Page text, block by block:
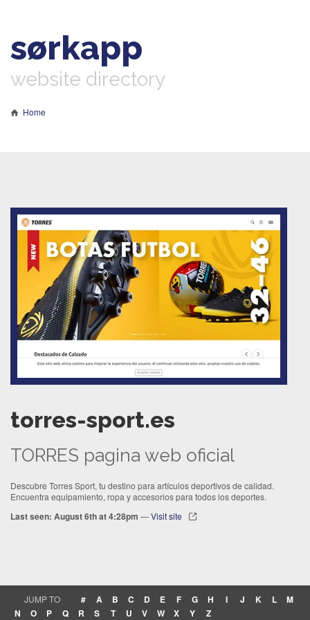
sørkapp
website directory
Home
torres-sport.es
TORRES pagina web oficial
Descubre Torres Sport, tu destino para artículos deportivos de calidad.
Encuentra equipamiento, ropa y accesorios para todos los deportes.
Last seen: August 6th at 4:28pm —Visit site
JUMP TO # A B C D E F G H I J K L
M
N
O P Q R S T U V W X Y Z